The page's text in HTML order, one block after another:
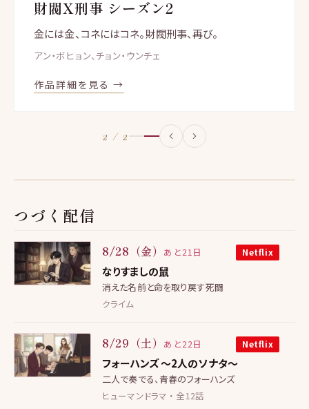
財閥X刑事 シーズン2
金には金、コネにはコネ。財閥刑事、再び。
アン・ボヒョン、チョン・ウンチェ
作品詳細を見る →
2 / 2
つづく配信
8/28（金） あと21日 Netflix
なりすましの鼠
消えた名前と命を取り戻す死闘
クライム
8/29（土） あと22日 Netflix
フォーハンズ 〜2人のソナタ〜
二人で奏でる、青春のフォーハンズ
ヒューマンドラマ ・ 全12話